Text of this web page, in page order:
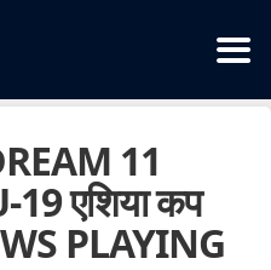
11
एशिया कप
PLAYING